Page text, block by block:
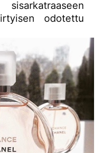
odotettu